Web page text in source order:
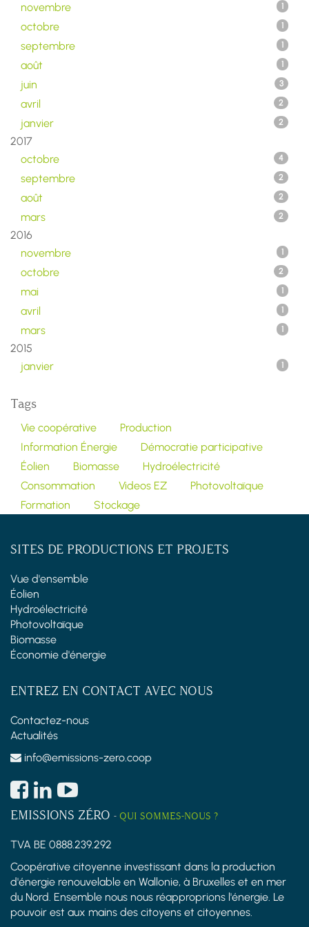
novembre 1
octobre 1
septembre 1
août 1
juin 3
avril 2
janvier 2
2017
octobre
4
septembre 2
août 2
mars 2
2016
novembre
1
octobre 2
mai 1
avril 1
mars 1
2015
janvier
1
Tags
Vie coopérative
Production
Information Énergie
Démocratie participative
Éolien
Biomasse
Hydroélectricité
Consommation
Videos EZ
Photovoltaïque
Formation
Stockage
SITES DE PRODUCTIONS ET PROJETS
Vue d'ensemble
Éolien
Hydroélectricité
Photovoltaïque
Biomasse
Économie d'énergie
ENTREZ EN CONTACT AVEC NOUS
Contactez-nous
Actualités
info@emissions-zero.coop
EMISSIONS ZÉRO - QUI SOMMES-NOUS ?
TVA BE 0888.239.292
Coopérative citoyenne investissant dans la production
d'énergie renouvelable en Wallonie, à Bruxelles et en mer
du Nord. Ensemble nous nous réapproprions l'énergie. Le
pouvoir est aux mains des citoyens et citoyennes.